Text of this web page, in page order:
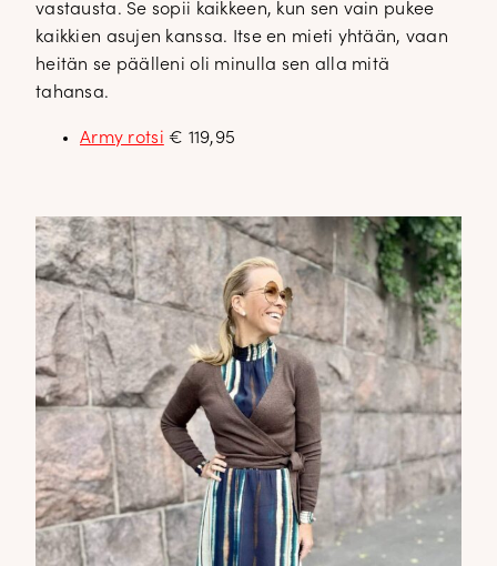
vastausta. Se sopii kaikkeen, kun sen vain pukee
kaikkien asujen kanssa. Itse en mieti yhtään, vaan
heitän se päälleni oli minulla sen alla mitä
tahansa.
Army rotsi € 119,95